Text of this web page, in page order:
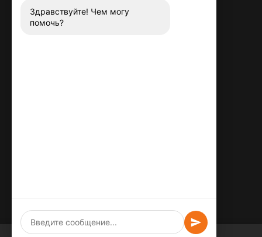
Заказать звонок
Здравствуйте! Чем могу
помочь?